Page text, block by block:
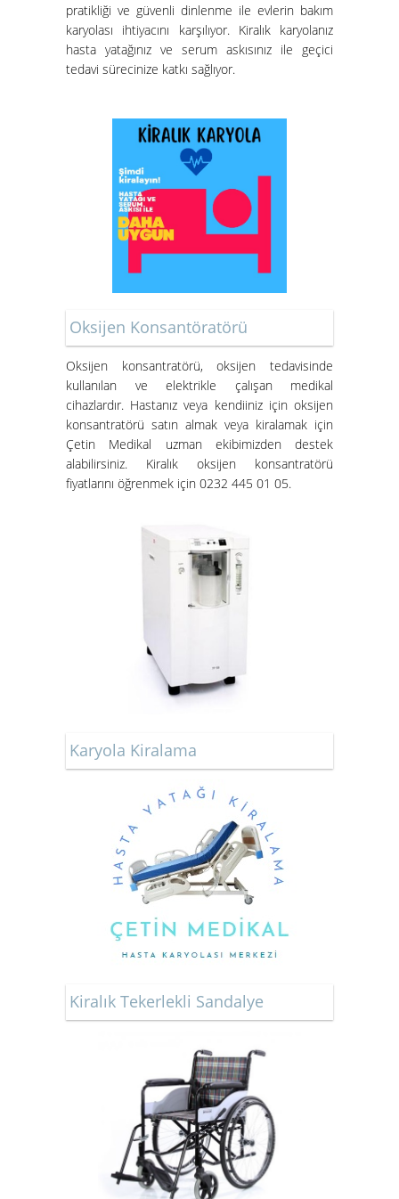
pratikliği ve güvenli dinlenme ile evlerin bakım
karyolası ihtiyacını karşılıyor. Kiralık karyolanız
hasta yatağınız ve serum askısınız ile geçici
tedavi sürecinize katkı sağlıyor.
Oksijen Konsantöratörü
Oksijen konsantratörü, oksijen tedavisinde
kullanılan ve elektrikle çalışan medikal
cihazlardır. Hastanız veya kendiiniz için oksijen
konsantratörü satın almak veya kiralamak için
Çetin Medikal uzman ekibimizden destek
alabilirsiniz. Kiralık oksijen konsantratörü
fiyatlarını öğrenmek için 0232 445 01 05.
Karyola Kiralama
Kiralık Tekerlekli Sandalye